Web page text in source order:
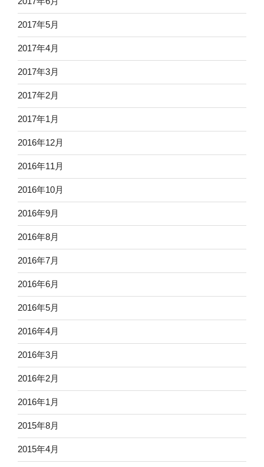
2017年5月
2017年4月
2017年3月
2017年2月
2017年1月
2016年12月
2016年11月
2016年10月
2016年9月
2016年8月
2016年7月
2016年6月
2016年5月
2016年4月
2016年3月
2016年2月
2016年1月
2015年8月
2015年4月